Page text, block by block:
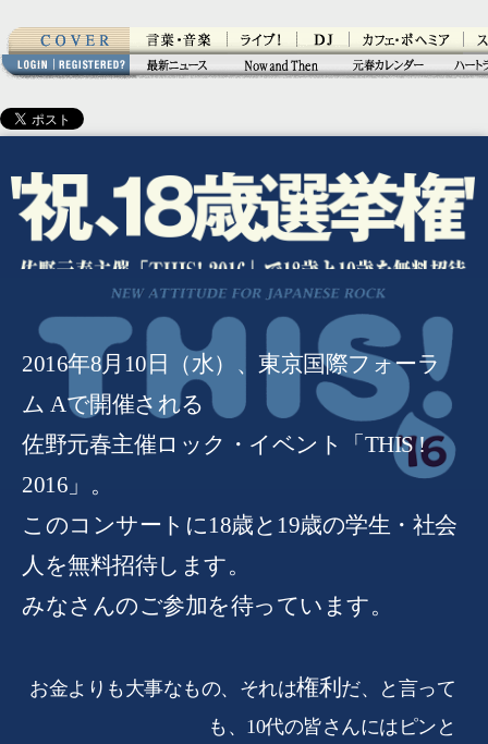
MWSトップ 音楽・言葉 ライブ！ ライブ！ カフェ・ボヘミア スト
佐野元春主催「THIS! 2016」で18歳と19歳を無料招待
2016年8月10日（水）、東京国際フォーラ
ム Aで開催される
佐野元春主催ロック・イベント「THIS !
2016」。
このコンサートに18歳と19歳の学生・社会
人を無料招待します。
みなさんのご参加を待っています。
お金よりも大事なもの、それは権利 だ、と言って
も、10代の皆さんにはピンと